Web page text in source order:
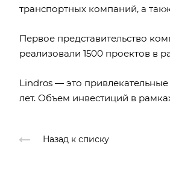
транспортных компаний, а
Первое представительство
реализовали 1500 проектов в
Lindros — это
лет. Объем инвестиций в
Назад к списку